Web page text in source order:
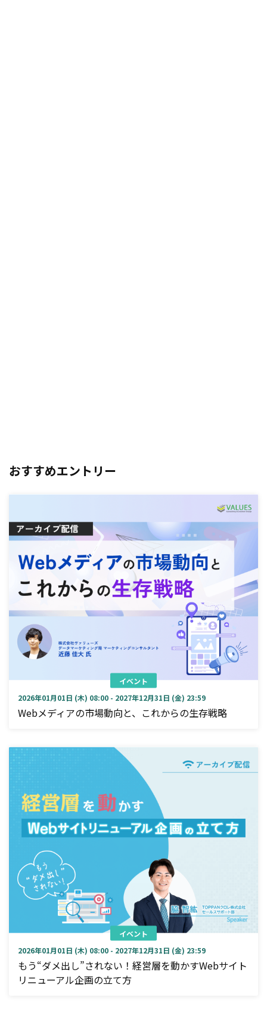
おすすめエントリー
イベント
2026年01月01日 (木) 08:00 - 2027年12月31日 (金) 23:59
Webメディアの市場動向と、これからの生存戦略
イベント
2026年01月01日 (木) 08:00 - 2027年12月31日 (金) 23:59
もう“ダメ出し”されない！経営層を動かすWebサイト
リニューアル企画の立て方